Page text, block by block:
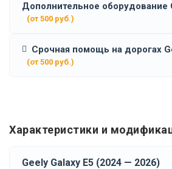
Дополнительное оборудование
(от 500 руб.)
Срочная помощь на дорогах
(от 500 руб.)
Характеристики и
Geely Galaxy E5 (2024 — 2026)